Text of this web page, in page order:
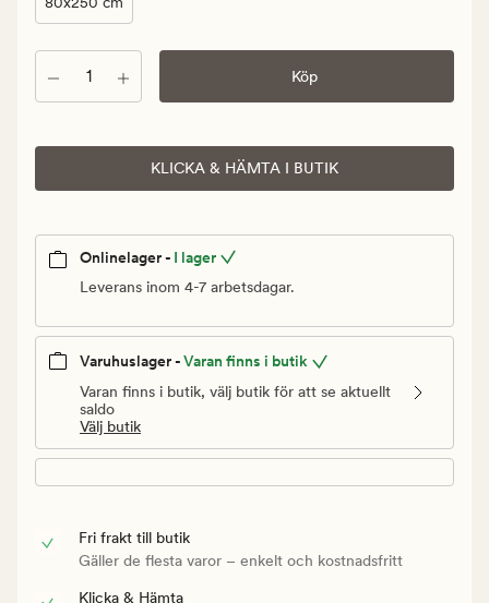
Antal Köp
KLICKA & HÄMTA I BUTIK
Onlinelager - I lager
Leverans inom 4-7 arbetsdagar.
Varuhuslager -Varan finns i butik
Varan finns i butik, välj butik för att se aktuellt
saldo
Välj butik
Fri frakt till butik
Gäller de flesta varor – enkelt och kostnadsfritt
Klicka & Hämta